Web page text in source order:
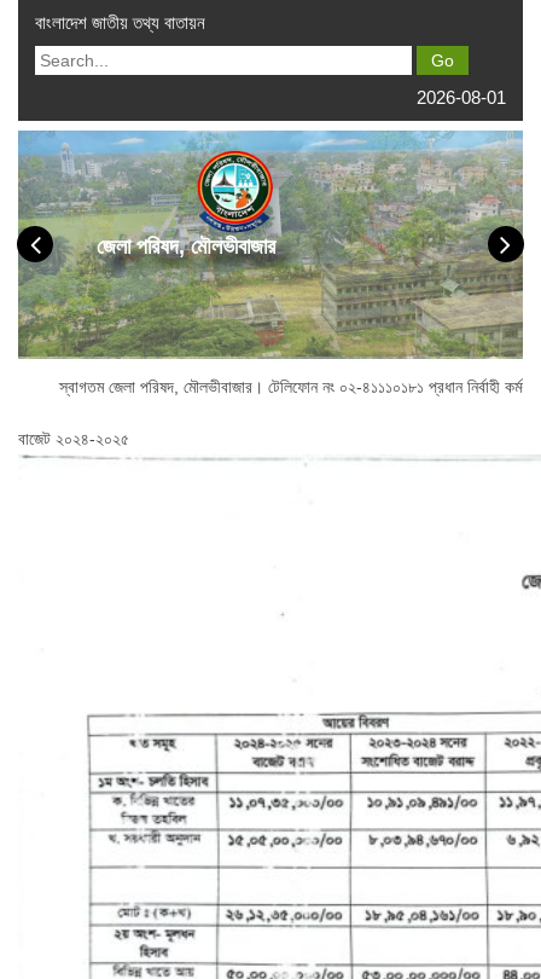
বাংলাদেশ জাতীয় তথ্য বাতায়ন
2026-08-01
জেলা পরিষদ, মৌলভীবাজার
জেলা পরিষদ, মৌলভীবাজার। টেলিফোন নং ০২-৪১১১০১৮১ প্রধান নির্বাহী কর্মকর্তা অফিস :
বাজেট ২০২৪-২০২৫